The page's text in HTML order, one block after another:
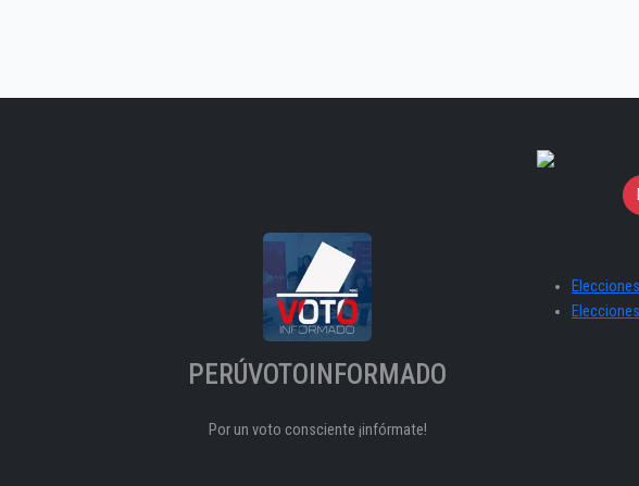
PERÚVOTOINFORMADO
Por un voto consciente ¡infórmate!